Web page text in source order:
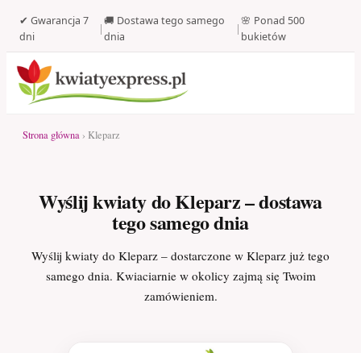
✔ Gwarancja 7
dni
|
🚚 Dostawa tego samego
dnia
|
🌸 Ponad 500
bukietów
Strona główna › Kleparz
Wyślij kwiaty do Kleparz – dostawa
tego samego dnia
Wyślij kwiaty do Kleparz – dostarczone w Kleparz już tego
samego dnia. Kwiaciarnie w okolicy zajmą się Twoim
zamówieniem.